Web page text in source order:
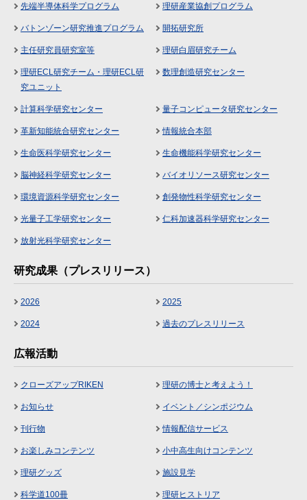
先端半導体科学プログラム 理研産業協創プログラム
バトンゾーン研究推進プログラム 開拓研究所
主任研究員研究室等 理研白眉研究チーム
理研ECL研究チーム・理研ECL研
究ユニット
数理創造研究センター
計算科学研究センター 量子コンピュータ研究センター
革新知能統合研究センター 情報統合本部
生命医科学研究センター 生命機能科学研究センター
脳神経科学研究センター バイオリソース研究センター
環境資源科学研究センター 創発物性科学研究センター
光量子工学研究センター 仁科加速器科学研究センター
放射光科学研究センター
研究成果（プレスリリース）
2026 2025
2024 過去のプレスリリース
広報活動
クローズアップRIKEN 理研の博士と考えよう！
お知らせ イベント／シンポジウム
刊行物 情報配信サービス
お楽しみコンテンツ 小中高生向けコンテンツ
理研グッズ 施設見学
科学道100冊 理研ヒストリア